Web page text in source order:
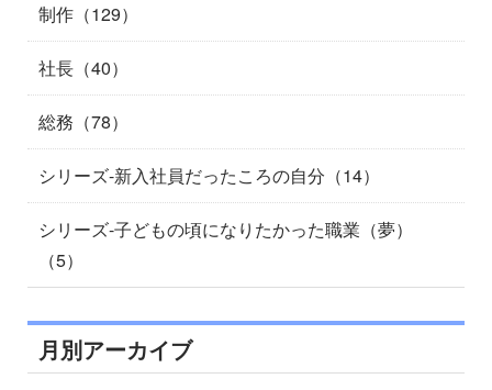
制作（129）
社長（40）
総務（78）
シリーズ-新入社員だったころの自分（14）
シリーズ-子どもの頃になりたかった職業（夢）
（5）
月別アーカイブ